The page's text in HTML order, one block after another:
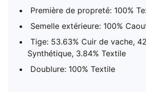
Première de propreté: 100%
Semelle extérieure: 100%
Tige: 53.63% Cuir de vache,
Synthétique, 3.84% Textile
Doublure: 100% Textile